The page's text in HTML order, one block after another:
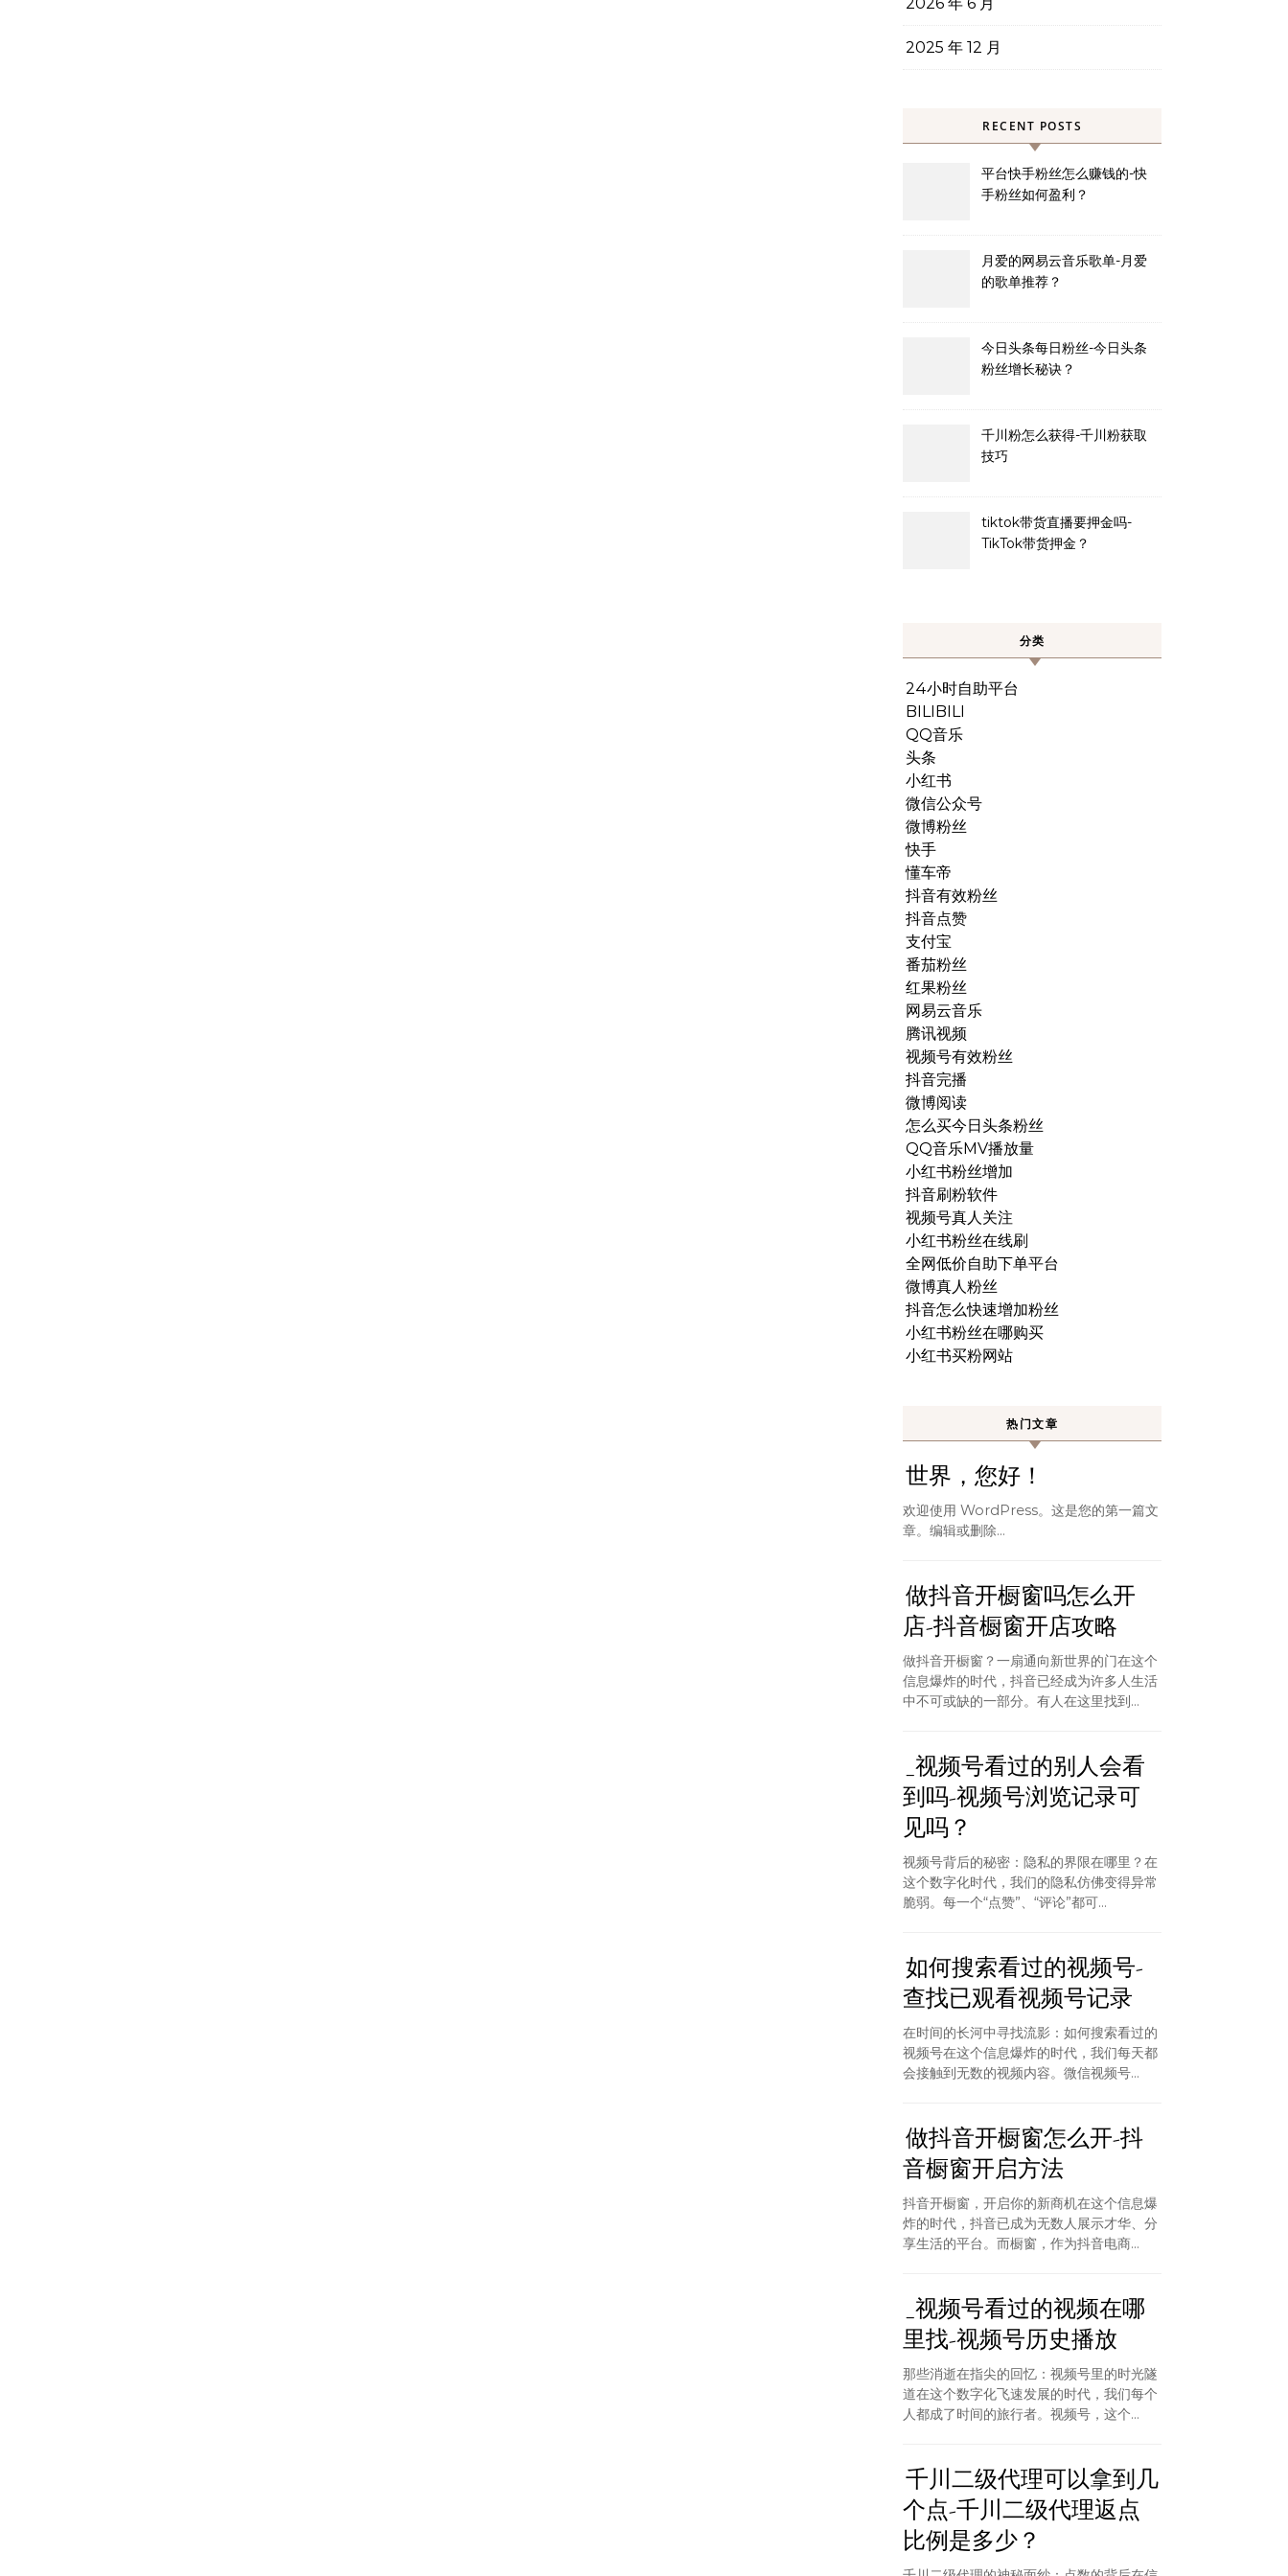
2025 年 12 月
RECENT POSTS
平台快手粉丝怎么赚钱的-快
手粉丝如何盈利？
月爱的网易云音乐歌单-月爱
的歌单推荐？
今日头条每日粉丝-今日头条
粉丝增长秘诀？
千川粉怎么获得-千川粉获取
技巧
tiktok带货直播要押金吗-
TikTok带货押金？
分类
24小时自助平台
BILIBILI
QQ音乐
头条
小红书
微信公众号
微博粉丝
快手
懂车帝
抖音有效粉丝
抖音点赞
支付宝
番茄粉丝
红果粉丝
网易云音乐
腾讯视频
视频号有效粉丝
抖音完播
微博阅读
怎么买今日头条粉丝
QQ音乐MV播放量
小红书粉丝增加
抖音刷粉软件
视频号真人关注
小红书粉丝在线刷
全网低价自助下单平台
微博真人粉丝
抖音怎么快速增加粉丝
小红书粉丝在哪购买
小红书买粉网站
热门文章
世界，您好！
欢迎使用 WordPress。这是您的第一篇文
章。编辑或删除…
做抖音开橱窗吗怎么开
店-抖音橱窗开店攻略
做抖音开橱窗？一扇通向新世界的门在这个
信息爆炸的时代，抖音已经成为许多人生活
中不可或缺的一部分。有人在这里找到...
_视频号看过的别人会看
到吗-视频号浏览记录可
见吗？
视频号背后的秘密：隐私的界限在哪里？在
这个数字化时代，我们的隐私仿佛变得异常
脆弱。每一个“点赞”、“评论”都可...
如何搜索看过的视频号-
查找已观看视频号记录
在时间的长河中寻找流影：如何搜索看过的
视频号在这个信息爆炸的时代，我们每天都
会接触到无数的视频内容。微信视频号...
做抖音开橱窗怎么开-抖
音橱窗开启方法
抖音开橱窗，开启你的新商机在这个信息爆
炸的时代，抖音已成为无数人展示才华、分
享生活的平台。而橱窗，作为抖音电商...
_视频号看过的视频在哪
里找-视频号历史播放
那些消逝在指尖的回忆：视频号里的时光隧
道在这个数字化飞速发展的时代，我们每个
人都成了时间的旅行者。视频号，这个...
千川二级代理可以拿到几
个点-千川二级代理返点
比例是多少？